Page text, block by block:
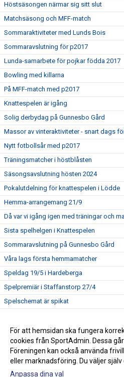
Höstsäsongen närmar sig sitt slut
Matchsäsong och MFF-match
Sommaraktiviteter med Lunds Bois
Sommaravslutning för p2017
Lunda-samarbete för pojkar födda 2017
Bowling med killarna
På MFF-match med p2017
Knattespelen är igång
Solig derbydag på Gunnesbo Gård
Massor av vinteraktiviteter - snart dags
Nytt fotbollsår med p2017
Träningsmatcher i höstblåsten
Säsongsavslutning hösten 2024
Pokalutdelning för knattespelen i Lödde
Hemma-arrangemang 21/9
Då var vi igång igen med träningar och
Sista spelhelgen i Knattespelen
Sommaravslutning på Gunnesbo Gård
Våra lags första hemmamatcher
Speldag 19/5 i Hardeberga
Spelpremiär i Staffanstorp 27/4
Spelschemat är spikat
Träningspremiär utomhus 19/3 +
Välkommen till p/f-2017 lagsida
För att hemsidan ska fungera
cookies från SportAdmin. Dessa
Föreningen kan också använda
eller marknadsföring. Du väljer själv
Anpassa dina val